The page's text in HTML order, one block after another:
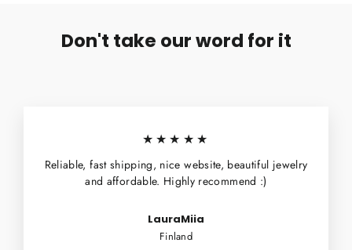
Don't take our word for it
★★★★★
Reliable, fast shipping, nice website, beautiful jewelry
and affordable. Highly recommend :)
LauraMiia
Finland